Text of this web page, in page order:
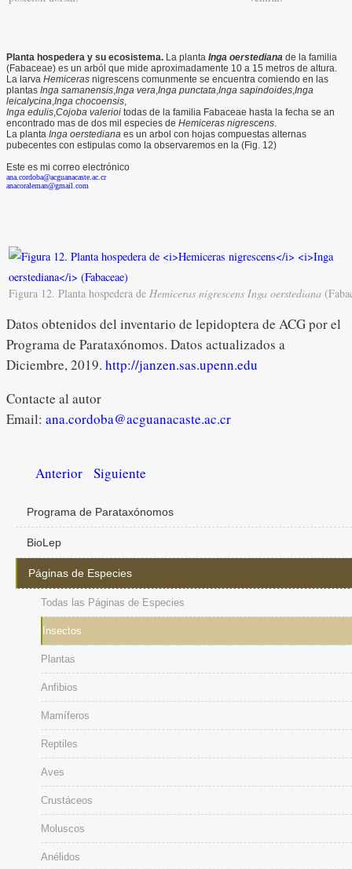
Planta hospedera y su ecosistema. La planta Inga oerstediana de la familia
(Fabaceae) es un arból que mide aproximadamente 10 a 15 metros de altura.
La larva Hemiceras nigrescens comunmente se encuentra comiendo en las
plantas Inga samanensis,Inga vera,Inga punctata,Inga sapindoides,Inga
leicalycina,Inga chocoensis,
Inga edulis,Cojoba valerioi todas de la familia Fabaceae hasta la fecha se an
encontrado mas de dos mil especies de Hemiceras nigrescens.
La planta Inga oerstediana es un arbol con hojas compuestas alternas
pubecentes con estipulas como la observaremos en la (Fig. 12)
Este es mi correo electrónico
ana.cordoba@acguanacaste.ac.cr
anacoraleman@gmail.com
Figura 12. Planta hospedera de Hemiceras nigrescens Inga oerstediana
Datos obtenidos del inventario de lepidoptera de ACG por el
Programa de Parataxónomos. Datos actualizados a
Diciembre, 2019. http://janzen.sas.upenn.edu
Contacte al autor
Email: ana.cordoba@acguanacaste.ac.cr
Anterior Siguiente
Programa de Parataxónomos
BioLep
Páginas de Especies
Todas las Páginas de Especies
Insectos
Plantas
Anfibios
Mamíferos
Reptiles
Aves
Crustáceos
Moluscos
Anélidos